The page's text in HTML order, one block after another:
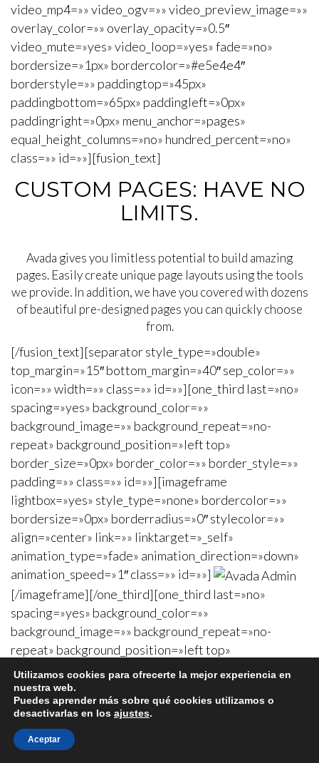
video_mp4=»» video_ogv=»» video_preview_image=»»
overlay_color=»» overlay_opacity=»0.5″
video_mute=»yes» video_loop=»yes» fade=»no»
bordersize=»1px» bordercolor=»#e5e4e4″
borderstyle=»» paddingtop=»45px»
paddingbottom=»65px» paddingleft=»0px»
paddingright=»0px» menu_anchor=»pages»
equal_height_columns=»no» hundred_percent=»no»
class=»» id=»»][fusion_text]
CUSTOM PAGES: HAVE NO
LIMITS.
Avada gives you limitless potential to build amazing
pages. Easily create unique page layouts using the tools
we provide. In addition, we have you covered with dozens
of beautiful pre-designed pages you can quickly choose
from.
[/fusion_text][separator style_type=»double»
top_margin=»15″ bottom_margin=»40″ sep_color=»»
icon=»» width=»» class=»» id=»»][one_third last=»no»
spacing=»yes» background_color=»»
background_image=»» background_repeat=»no-
repeat» background_position=»left top»
border_size=»0px» border_color=»» border_style=»»
padding=»» class=»» id=»»][imageframe
lightbox=»yes» style_type=»none» bordercolor=»»
bordersize=»0px» borderradius=»0″ stylecolor=»»
align=»center» link=»» linktarget=»_self»
animation_type=»fade» animation_direction=»down»
animation_speed=»1″ class=»» id=»»]
[/imageframe][/one_third][one_third last=»no»
spacing=»yes» background_color=»»
background_image=»» background_repeat=»no-
repeat» background_position=»left top»
border_size=»0px» border_color=»» border_style=»»
padding=»» class=»» id=»»][imageframe
lightbox=»yes» style_type=»none» bordercolor=»»
bordersize=»0px» borderradius=»0″ stylecolor=»»
align=»center» link=»» linktarget=»_self»
Utilizamos cookies para ofrecerte la mejor experiencia en
nuestra web.
Puedes aprender más sobre qué cookies utilizamos o
desactivarlas en los ajustes.
Aceptar